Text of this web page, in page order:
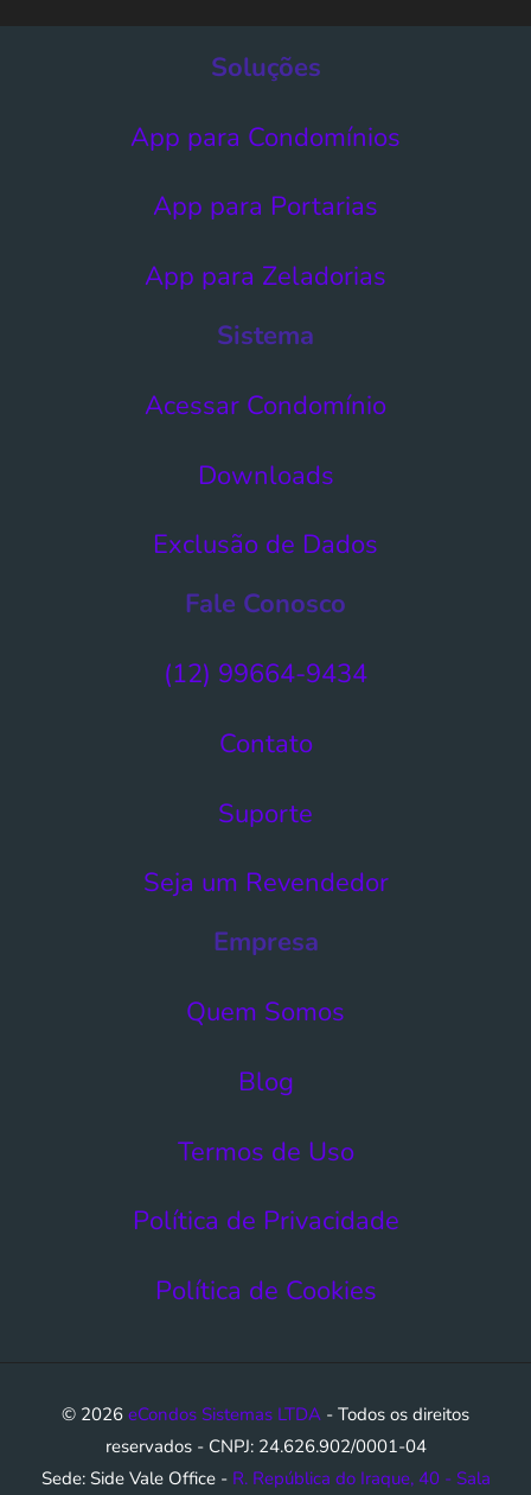
Soluções
App para Condomínios
App para Portarias
App para Zeladorias
Sistema
Acessar Condomínio​
Downloads
Exclusão de Dados​
Fale Conosco
(12) 99664-9434
Contato
Suporte
Seja um Revendedor
Empresa
Quem Somos
Blog
Termos de Uso​
Política de Privacidade
Política de Cookies
© 2026 eCondos Sistemas LTDA - Todos os direitos
reservados - CNPJ: 24.626.902/0001-04
Sede: Side Vale Office - R. República do Iraque, 40 - Sala